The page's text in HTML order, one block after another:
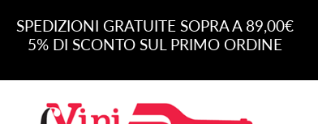
SPEDIZIONI GRATUITE SOPRA A 89,00€
5% DI SCONTO SUL PRIMO ORDINE